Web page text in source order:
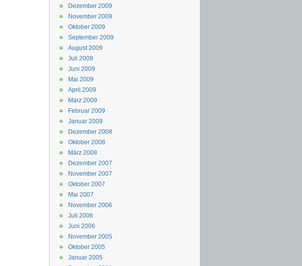
Dezember 2009
November 2009
Oktober 2009
September 2009
August 2009
Juli 2009
Juni 2009
Mai 2009
April 2009
März 2009
Februar 2009
Januar 2009
Dezember 2008
Oktober 2008
März 2008
Dezember 2007
November 2007
Oktober 2007
Mai 2007
November 2006
Juli 2006
Juni 2006
November 2005
Oktober 2005
Januar 2005